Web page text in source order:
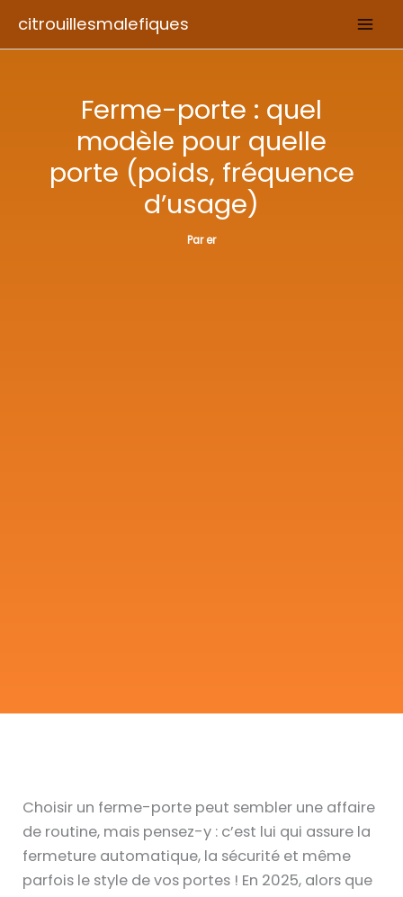
citrouillesmalefiques
Ferme-porte : quel
modèle pour quelle
porte (poids, fréquence
d’usage)
Parer
Choisir un ferme-porte peut sembler une affaire
de routine, mais pensez-y : c’est lui qui assure la
fermeture automatique, la sécurité et même
parfois le style de vos portes ! En 2025, alors que